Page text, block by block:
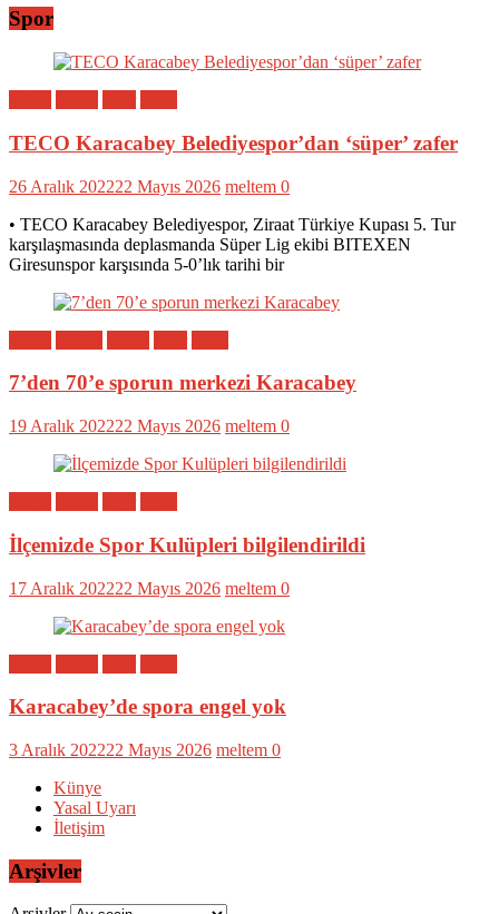
Spor
TECO Karacabey Belediyespor’dan ‘süper’ zafer
26 Aralık 202222 Mayıs 2026 meltem 0
• TECO Karacabey Belediyespor, Ziraat Türkiye Kupası 5. Tur
karşılaşmasında deplasmanda Süper Lig ekibi BITEXEN
Giresunspor karşısında 5-0’lık tarihi bir
7’den 70’e sporun merkezi Karacabey
19 Aralık 202222 Mayıs 2026 meltem 0
İlçemizde Spor Kulüpleri bilgilendirildi
17 Aralık 202222 Mayıs 2026 meltem 0
Karacabey’de spora engel yok
3 Aralık 202222 Mayıs 2026 meltem 0
Künye
Yasal Uyarı
İletişim
Arşivler